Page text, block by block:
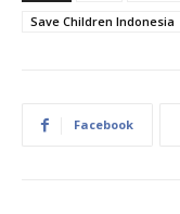
Save Children Indonesia
Facebook